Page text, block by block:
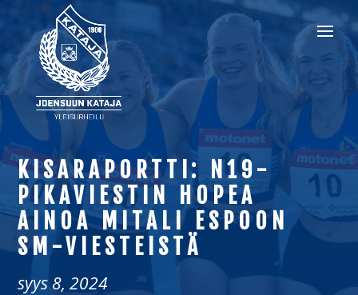
KISARAPORTTI: N19-
PIKAVIESTIN HOPEA
AINOA MITALI ESPOON
SM-VIESTEISTÄ
syys 8, 2024